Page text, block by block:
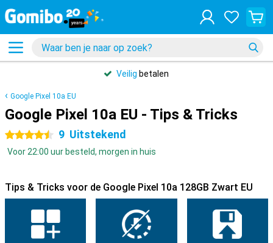
Veilig betalen
Google Pixel 10a EU
Google Pixel 10a EU - Tips & Tricks
4.5 sterren 9 Uitstekend
Voor 22:00 uur besteld, morgen in huis
Tips & Tricks voor de Google Pixel 10a 128GB Zwart EU